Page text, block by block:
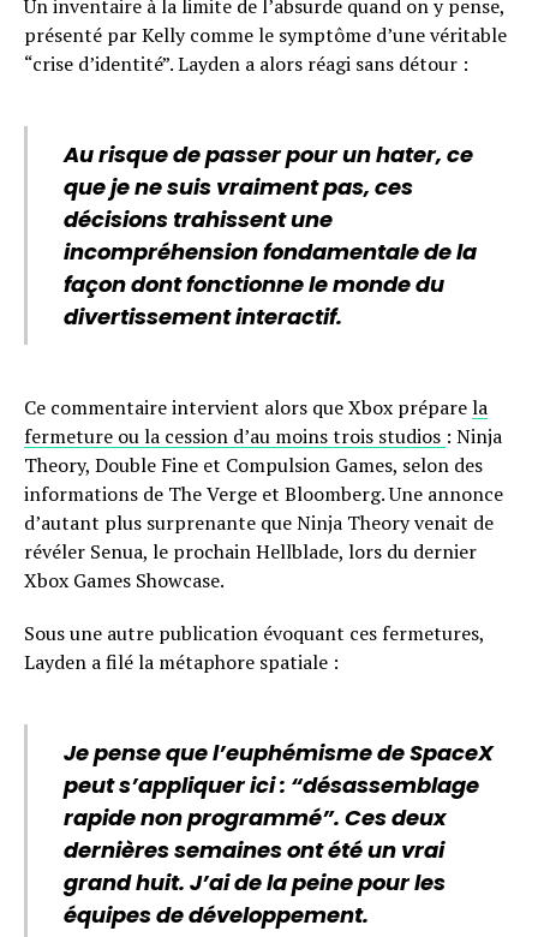
Un inventaire à la limite de l’absurde quand on y pense,
présenté par Kelly comme le symptôme d’une véritable
“crise d’identité”. Layden a alors réagi sans détour :
Au risque de passer pour un hater, ce
que je ne suis vraiment pas, ces
décisions trahissent une
incompréhension fondamentale de la
façon dont fonctionne le monde du
divertissement interactif.
Ce commentaire intervient alors que Xbox préparela
fermeture ou la cession d’au moins trois studios : Ninja
Theory, Double Fine et Compulsion Games, selon des
informations de The Verge et Bloomberg. Une annonce
d’autant plus surprenante que Ninja Theory venait de
révéler Senua, le prochain Hellblade, lors du dernier
Xbox Games Showcase.
Sous une autre publication évoquant ces fermetures,
Layden a filé la métaphore spatiale :
Je pense que l’euphémisme de SpaceX
peut s’appliquer ici : “désassemblage
rapide non programmé”. Ces deux
dernières semaines ont été un vrai
grand huit. J’ai de la peine pour les
équipes de développement.